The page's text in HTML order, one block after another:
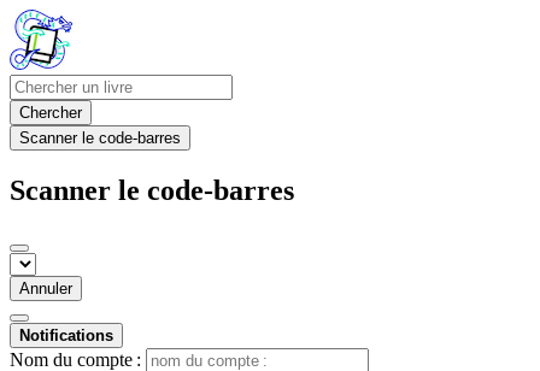
Chercher
Scanner le code-barres
Scanner le code-barres
Annuler
Notifications
Nom du compte :